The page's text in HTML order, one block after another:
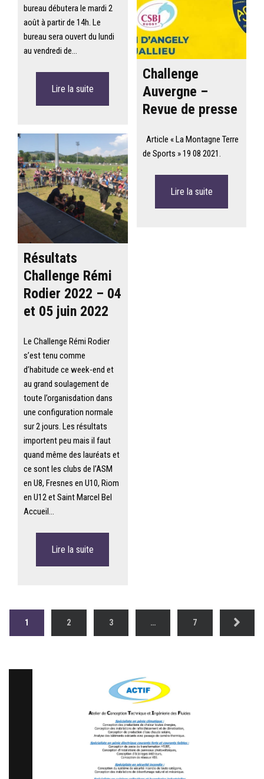
bureau débutera le mardi 2
août à partir de 14h. Le
bureau sera ouvert du lundi
au vendredi de…
Lire la suite
Résultats
Challenge Rémi
Rodier 2022 – 04
et 05 juin 2022
Le Challenge Rémi Rodier
s’est tenu comme
d’habitude ce week-end et
au grand soulagement de
toute l’organisdation dans
une configuration normale
sur 2 jours. Les résultats
importent peu mais il faut
quand même des lauréats et
ce sont les clubs de l’ASM
en U8, Fresnes en U10, Riom
en U12 et Saint Marcel Bel
Accueil…
Lire la suite
Challenge
Auvergne –
Revue de presse
Article « La Montagne Terre
de Sports » 19 08 2021.
Lire la suite
1 2 3 … 7